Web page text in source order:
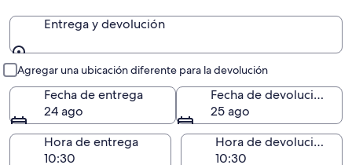
Entrega y devolución
Agregar una ubicación diferente para la devolución
Fecha de entrega
24 ago
Fecha de devolución
25 ago
Hora de entrega
Hora de devolución